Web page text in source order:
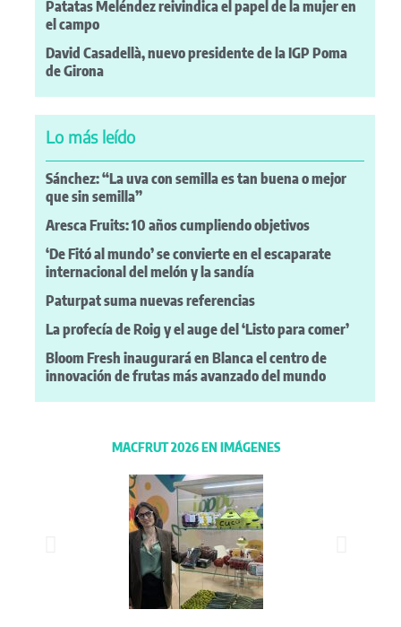
Patatas Meléndez reivindica el papel de la mujer en
el campo
David Casadellà, nuevo presidente de la IGP Poma
de Girona
Lo más leído
Sánchez: “La uva con semilla es tan buena o mejor
que sin semilla”
Aresca Fruits: 10 años cumpliendo objetivos
‘De Fitó al mundo’ se convierte en el escaparate
internacional del melón y la sandía
Paturpat suma nuevas referencias
La profecía de Roig y el auge del ‘Listo para comer’
Bloom Fresh inaugurará en Blanca el centro de
innovación de frutas más avanzado del mundo
MACFRUT 2026 EN IMÁGENES